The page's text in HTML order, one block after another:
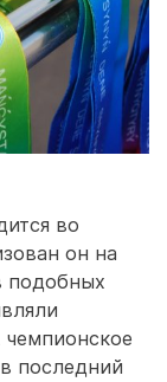
во
он на
подобных
последний